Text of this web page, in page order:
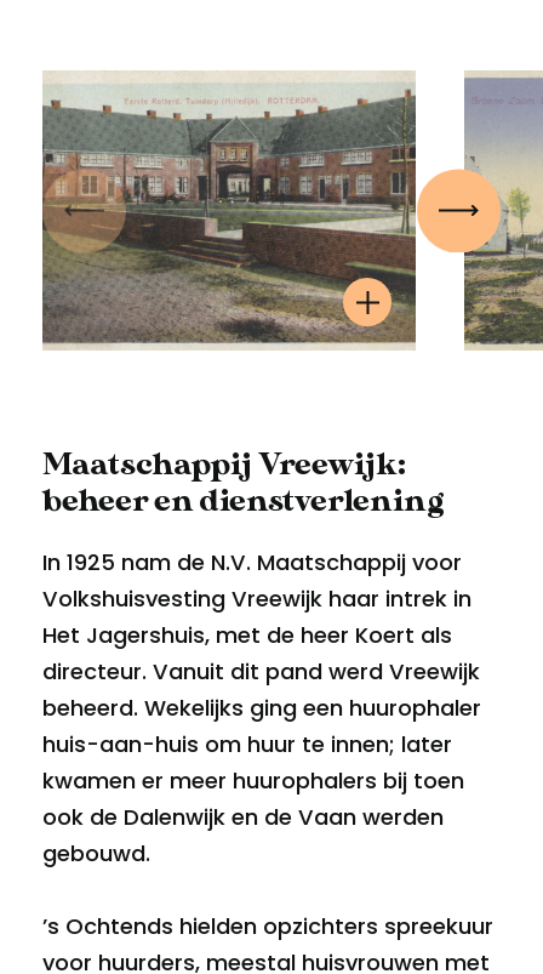
Vorige
Maatschappij Vreewijk:
beheer en dienstverlening
In 1925 nam de N.V. Maatschappij voor
Volkshuisvesting Vreewijk haar intrek in
Het Jagershuis, met de heer Koert als
directeur. Vanuit dit pand werd Vreewijk
beheerd. Wekelijks ging een huurophaler
huis-aan-huis om huur te innen; later
kwamen er meer huurophalers bij toen
ook de Dalenwijk en de Vaan werden
gebouwd.
’s Ochtends hielden opzichters spreekuur
voor huurders, meestal huisvrouwen met